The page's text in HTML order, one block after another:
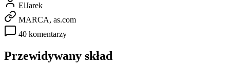
ElJarek
MARCA, as.com
40 komentarzy
Przewidywany skład